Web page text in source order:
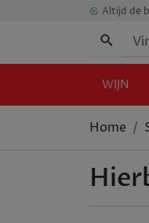
Altijd de
WIJN
Home